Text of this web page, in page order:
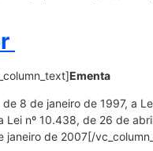
Ementa
8 de janeiro de 1997, a
Lei nº 10.438, de 26 de
janeiro de 2007[/